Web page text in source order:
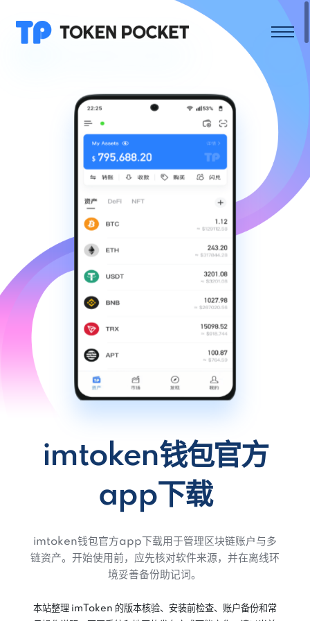
imtoken钱包官方
app下载
imtoken钱包官方app下载用于管理区块链账户与多
链资产。开始使用前，应先核对软件来源，并在离线环
境妥善备份助记词。
本站整理 imToken 的版本核验、安装前检查、账户备份和常